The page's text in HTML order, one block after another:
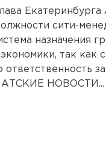
Екатеринбурга
сити-
назначения
так
ответственность
НОВОСТИ...